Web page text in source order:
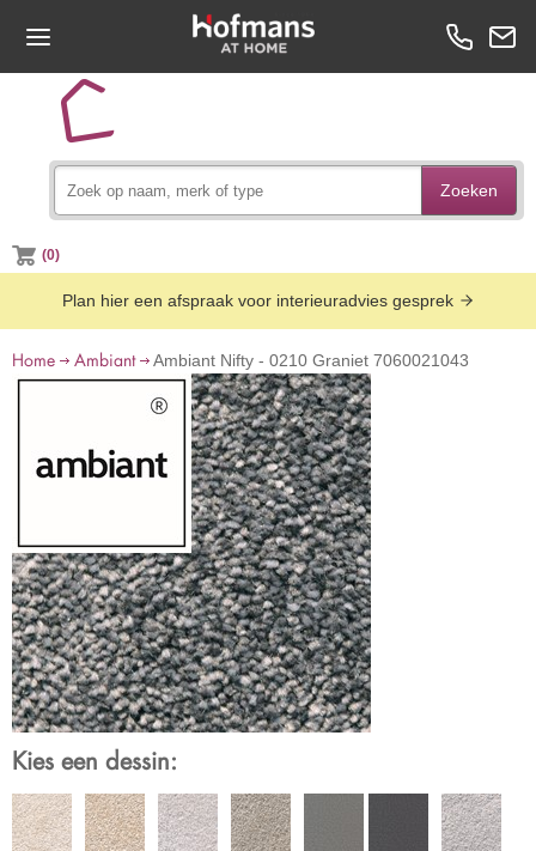
Zoeken
(0)
Plan hier een afspraak voor interieuradvies gesprek
Home Ambiant Ambiant Nifty - 0210 Graniet 7060021043
Kies een dessin: